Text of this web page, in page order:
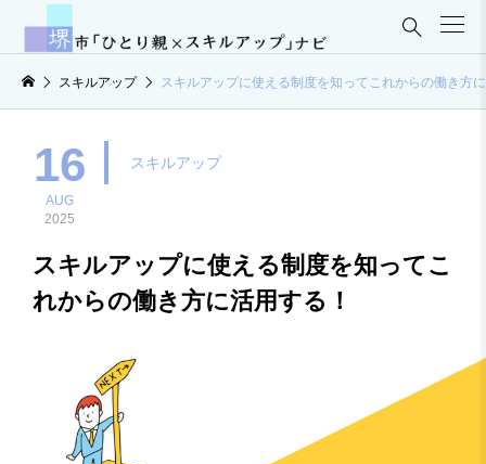

スキルアップ スキルアップに使える制度を知ってこれからの働き方
16
AUG
2025
スキルアップ
スキルアップに使える制度を知ってこ
れからの働き方に活用する！